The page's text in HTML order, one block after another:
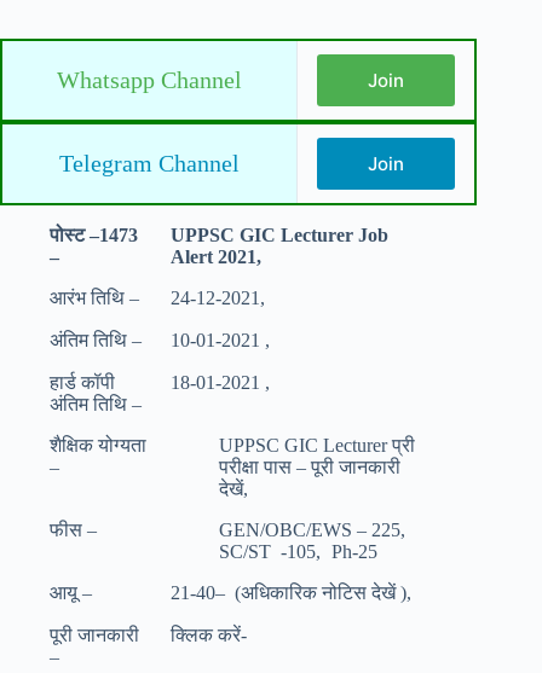
Whatsapp Channel Join
Telegram Channel Join
पोस्ट –1473
–
UPPSC GIC Lecturer Job
Alert 2021,
आरंभ तिथि –
24-12-2021,
अंतिम तिथि – 10-01-2021 ,
हार्ड कॉपी
अंतिम तिथि –
18-01-2021 ,
शैक्षिक योग्यता
–
UPPSC GIC Lecturer प्री
परीक्षा पास – पूरी जानकारी
देखें,
फीस –
GEN/OBC/EWS – 225,
SC/ST -105, Ph-25
आयू –
21-40– (अधिकारिक नोटिस देखें ),
पूरी जानकारी
–
क्लिक करें-